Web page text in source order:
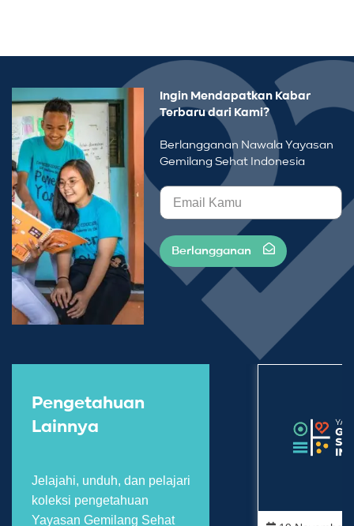
Ingin Mendapatkan Kabar
Terbaru dari Kami?
Berlangganan Nawala Yayasan
Gemilang Sehat Indonesia
Berlangganan
Pengetahuan
Lainnya
Jelajahi, unduh, dan pelajari
koleksi pengetahuan
Yayasan Gemilang Sehat